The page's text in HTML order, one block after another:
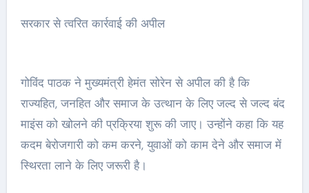
सरकार से त्वरित कार्रवाई की अपील
गोविंद पाठक ने मुख्यमंत्री हेमंत सोरेन से अपील की है कि
राज्यहित, जनहित और समाज के उत्थान के लिए जल्द से जल्द बंद
माइंस को खोलने की प्रक्रिया शुरू की जाए। उन्होंने कहा कि यह
कदम बेरोजगारी को कम करने, युवाओं को काम देने और समाज में
स्थिरता लाने के लिए जरूरी है।